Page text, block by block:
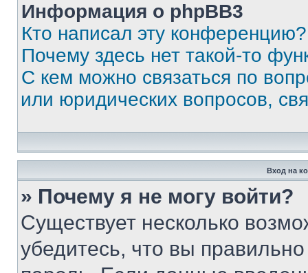
Информация о phpBB3
Кто написал эту конференцию?
Почему здесь нет такой-то
С кем можно связаться по
или юридических вопросов,
Вход на
» Почему я не могу войти?
Существует несколько
убедитесь, что вы